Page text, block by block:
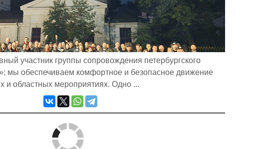
участник группы сопровождения петербургского
мы обеспечиваем комфортное и безопасное движение
и областных мероприятиях. Одно ...